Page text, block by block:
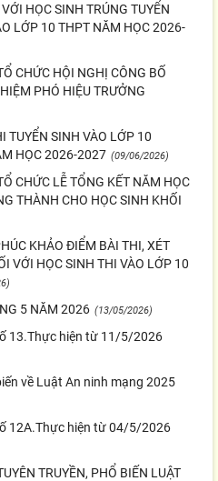
HỌC SINH TRÚNG TUYỂN
LỚP 10 THPT NĂM HỌC 2026-
CHỨC HỘI NGHỊ CÔNG BỐ
PHÓ HIỆU TRƯỞNG
TUYỂN SINH VÀO LỚP 10
HỌC 2026-2027 (09/06/2026)
CHỨC LỄ TỔNG KẾT NĂM HỌC
THÀNH CHO HỌC SINH KHỐI
KHẢO ĐIỂM BÀI THI, XÉT
VỚI HỌC SINH THI VÀO LỚP 10
5 NĂM 2026 (13/05/2026)
13.Thực hiện từ 11/5/2026
về Luật An ninh mạng 2025
12A.Thực hiện từ 04/5/2026
TRUYỀN, PHỔ BIẾN LUẬT